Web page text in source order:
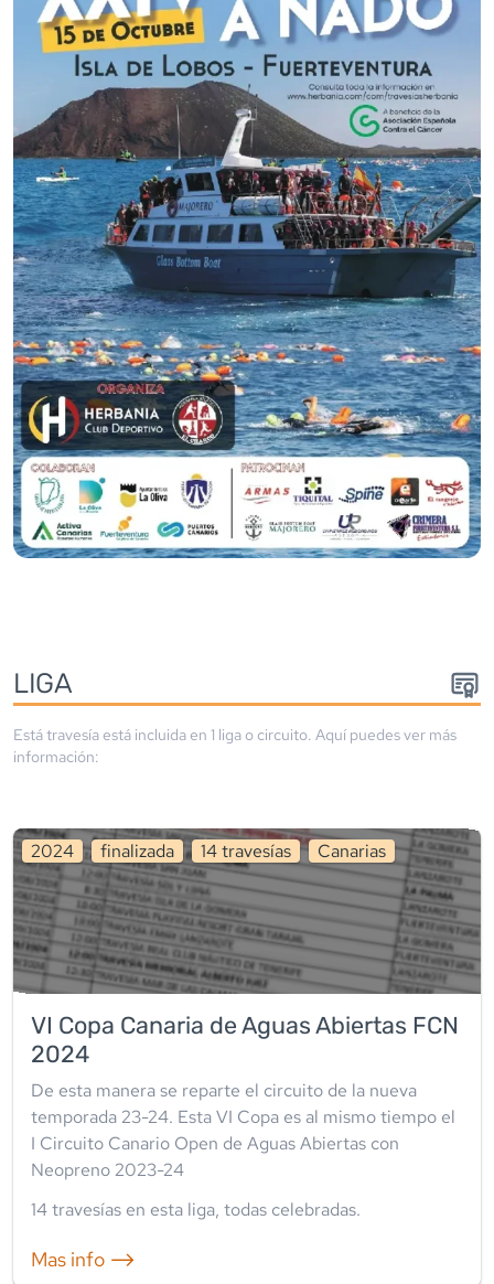
LIGA
Está travesía está incluida en 1 liga o circuito. Aquí puedes ver más
información:
2024 finalizada 14travesías Canarias
VI Copa Canaria de Aguas Abiertas FCN
2024
De esta manera se reparte el circuito de la nueva
temporada 23-24. Esta VI Copa es al mismo tiempo el
I Circuito Canario Open de Aguas Abiertas con
Neopreno 2023-24
14travesías en esta liga, todas celebradas.
Mas info ⟶